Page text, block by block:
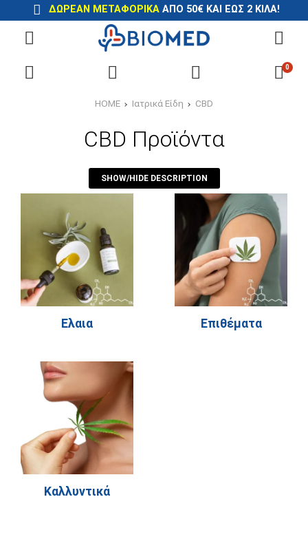
ΔΩΡΕΑΝ ΜΕΤΑΦΟΡΙΚΑΑΠΟ 50€ ΚΑΙ ΕΩΣ 2 ΚΙΛΑ!
0
HOME Ιατρικά Είδη CBD
CBD Προϊόντα
SHOW/HIDE DESCRIPTION
Ελαια Επιθέματα
Καλλυντικά